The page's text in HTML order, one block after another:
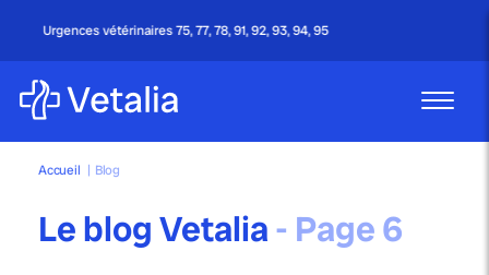
78, 91, 92, 93, 94, 95
Accueil | Blog
Le blog Vetalia- Page 6